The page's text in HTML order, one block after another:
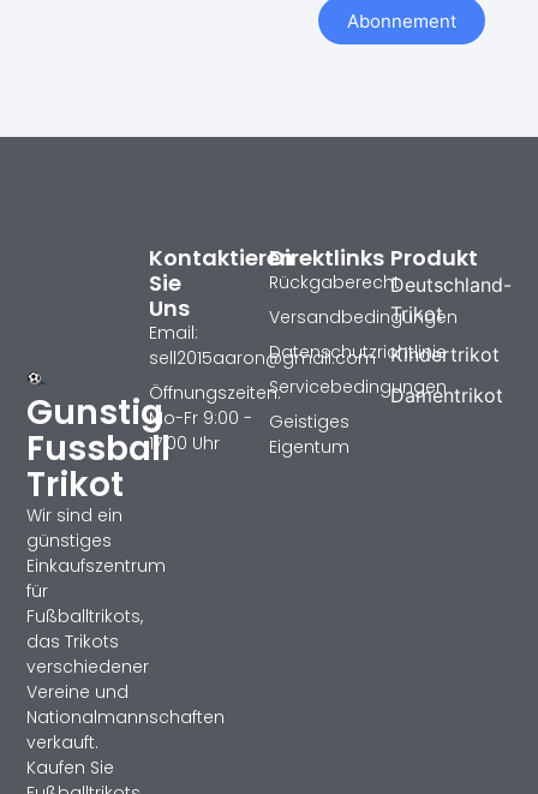
Abonnement
Gunstig
Fussball
Trikot
Wir sind ein
günstiges
Einkaufszentrum
für
Fußballtrikots,
das Trikots
verschiedener
Vereine und
Nationalmannschaften
verkauft.
Kaufen Sie
Produkt
Deutschland-
Trikot
Kindertrikot
Damentrikot
Direktlinks
Rückgaberecht
Versandbedingungen
Datenschutzrichtlinie
Servicebedingungen
Geistiges
Eigentum
Kontaktieren
Sie
Uns
Email:
sell2015aaron@gmail.com
Öffnungszeiten:
Mo-Fr 9:00 -
17:00 Uhr